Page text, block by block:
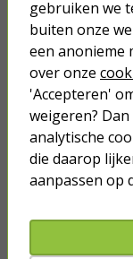
Turbo
3x
gebruiken we
buiten onze
een anonieme
over onze
'Accepteren'
weigeren?
analytische
die daarop
aanpassen op